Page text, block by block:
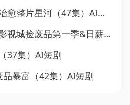
整片星河（47集）AI短剧
&日薪一万我在影视城捡废品第一季（70集）AI短剧
37集）AI短剧
品暴富（42集）AI短剧